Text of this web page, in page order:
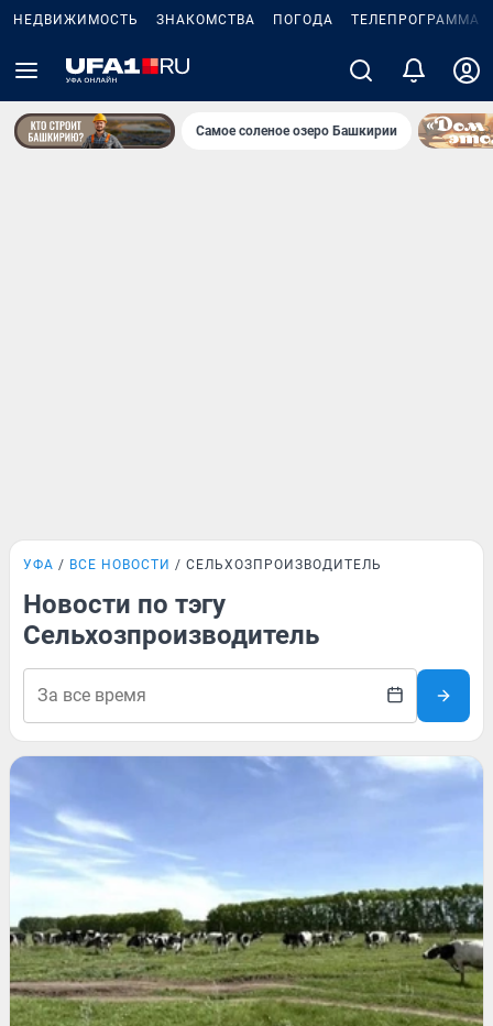
НЕДВИЖИМОСТЬ ЗНАКОМСТВА ПОГОДА ТЕЛЕПРОГРАММА
Самое соленое озеро Башкирии
УФА ВСЕ НОВОСТИ СЕЛЬХОЗПРОИЗВОДИТЕЛЬ
Новости по тэгу
Сельхозпроизводитель